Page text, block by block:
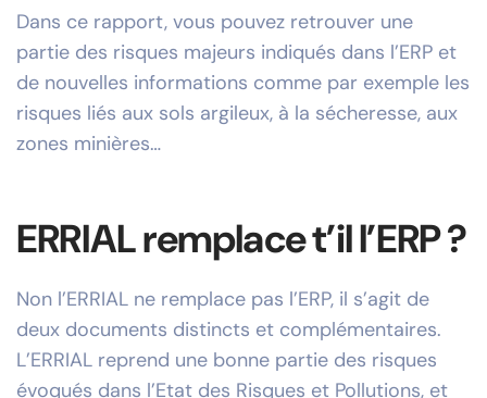
Dans ce rapport, vous pouvez retrouver une
partie des risques majeurs indiqués dans l’ERP et
de nouvelles informations comme par exemple les
risques liés aux sols argileux, à la sécheresse, aux
zones minières…
ERRIAL remplace t’il l’ERP ?
Non l’ERRIAL ne remplace pas l’ERP, il s’agit de
deux documents distincts et complémentaires.
L’ERRIAL reprend une bonne partie des risques
évoqués dans l’Etat des Risques et Pollutions, et